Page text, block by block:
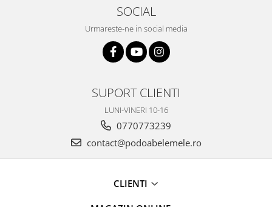
SOCIAL
Urmareste-ne in social media
SUPORT CLIENTI
LUNI-VINERI 10-16
0770773239
contact@podoabelemele.ro
CLIENTI